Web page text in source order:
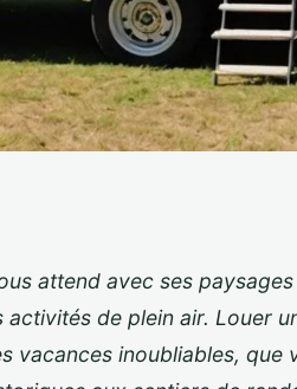
un
attend avec ses
activités de plein air. Louer
vacances inoubliables, que